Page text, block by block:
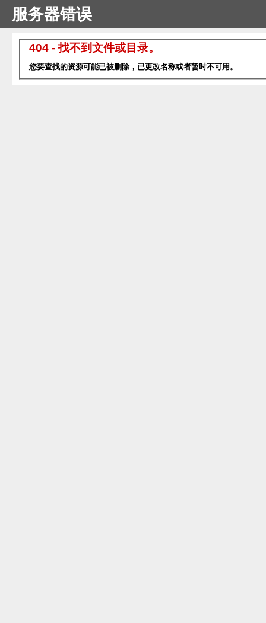
服务器错误
404 - 找不到文件或目录。
您要查找的资源可能已被删除，已更改名称或者暂时不可用。